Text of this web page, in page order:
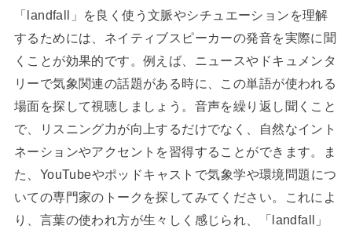
「landfall」を良く使う文脈やシチュエーションを理解
するためには、ネイティブスピーカーの発音を実際に聞
くことが効果的です。例えば、ニュースやドキュメンタ
リーで気象関連の話題がある時に、この単語が使われる
場面を探して視聴しましょう。音声を繰り返し聞くこと
で、リスニング力が向上するだけでなく、自然なイント
ネーションやアクセントを習得することができます。ま
た、YouTubeやポッドキャストで気象学や環境問題につ
いての専門家のトークを探してみてください。これによ
り、言葉の使われ方が生々しく感じられ、「landfall」